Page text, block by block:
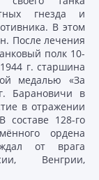
гнезда и
В этом
После лечения
полк 10-
г. старшина
медалью «За
Барановичи в
в отражении
составе 128-го
ордена
от врага
Венгрии,